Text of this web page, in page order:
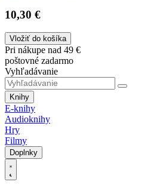
10,30 €
Vložiť do košíka
Pri nákupe nad 49 €
poštovné zadarmo
Vyhľadávanie
Knihy
E-knihy
Audioknihy
Hry
Filmy
Doplnky